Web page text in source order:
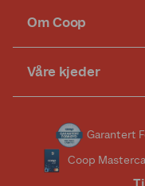
Om Coop
Våre kjeder
Garantert
Coop